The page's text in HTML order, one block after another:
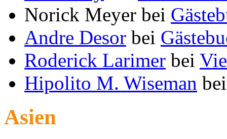
Norick Meyer bei
Andre Desor bei
Roderick Larimer bei
Hipolito M. Wiseman
Asien